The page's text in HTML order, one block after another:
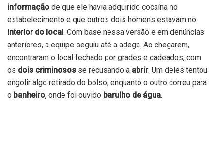
informação de que ele havia adquirido cocaína no
estabelecimento e que outros dois homens estavam no
interior do local. Com base nessa versão e em denúncias
anteriores, a equipe seguiu até a adega. Ao chegarem,
encontraram o local fechado por grades e cadeados, com
os dois criminosos se recusando a abrir. Um deles tentou
engolir algo retirado do bolso, enquanto o outro correu para
o banheiro, onde foi ouvido barulho de água.